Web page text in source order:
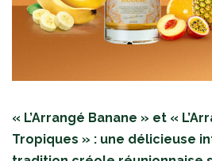
« L’Arrangé Banane » et «
Tropiques » : une délicieuse